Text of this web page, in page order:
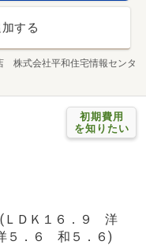
する
株式会社平和住宅情報センタ
初期費用
を知りたい
ＬＤＫ１６．９ 洋
５．６ 和５．６)